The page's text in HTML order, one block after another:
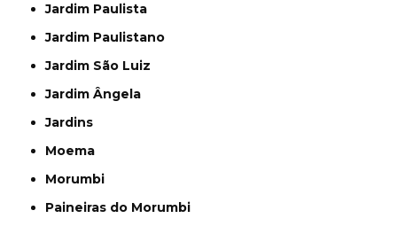
Jardim Paulista
Jardim Paulistano
Jardim São Luiz
Jardim Ângela
Jardins
Moema
Morumbi
Paineiras do Morumbi